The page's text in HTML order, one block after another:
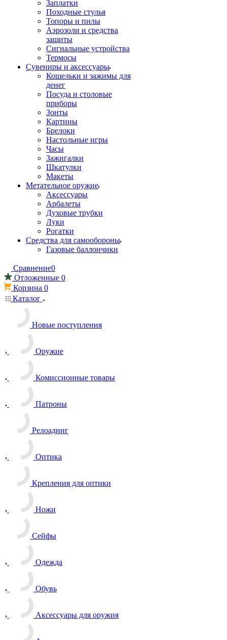
Заплатки
Походные стулья
Топоры и пилы
Аэрозоли и средства
защиты
Сигнальные устройства
Термосы
Сувениры и аксессуары
Кошельки и зажимы для
денег
Посуда и столовые
приборы
Зонты
Картины
Брелоки
Настольные игры
Часы
Зажигалки
Шкатулки
Макеты
Метательное оружие
Аксессуары
Арбалеты
Духовые трубки
Луки
Рогатки
Средства для самообороны
Газовые баллончики
Сравнение0
Отложенные 0
Корзина 0
Каталог
Новые поступления
Оружие
Комиссионные товары
Патроны
Релоадинг
Оптика
Крепления для оптики
Ножи
Сейфы
Одежда
Обувь
Аксессуары для оружия